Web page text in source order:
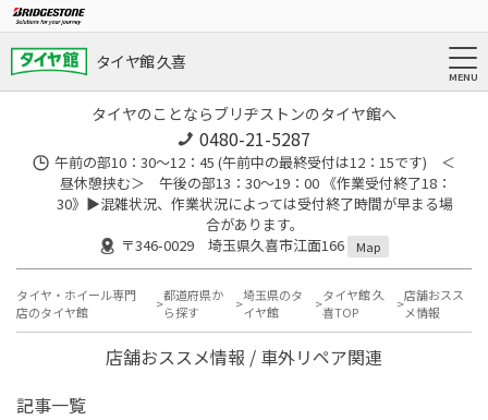
タイヤ館 久喜
タイヤのことならブリヂストンのタイヤ館へ
0480-21-5287
午前の部10：30～12：45 (午前中の最終受付は12：15です) ＜
昼休憩挟む＞ 午後の部13：30～19：00 《作業受付終了18：
30》▶︎混雑状況、作業状況によっては受付終了時間が早まる場
合があります。
〒346-0029 埼玉県久喜市江面166
Map
タイヤ・ホイール専門
店のタイヤ館
都道府県か
ら探す
埼玉県のタ
イヤ館
タイヤ館 久
喜TOP
店舗おスス
メ情報
店舗おススメ情報 / 車外リペア関連
記事一覧